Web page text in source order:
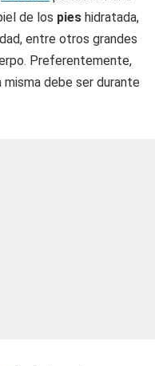
de los pies hidratada,
entre otros grandes
Preferentemente,
debe ser durante